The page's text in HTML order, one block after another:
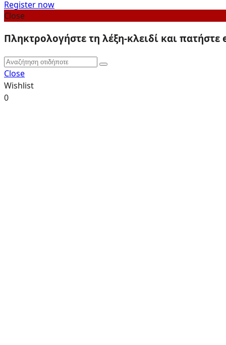
Register now
Close
Πληκτρολογήστε τη λέξη-κλειδί και πατήστε
Close
Wishlist
0